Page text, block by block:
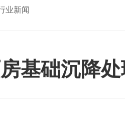
业新闻
基础沉降